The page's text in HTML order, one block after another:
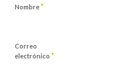
Nombre*
Correo
electrónico *